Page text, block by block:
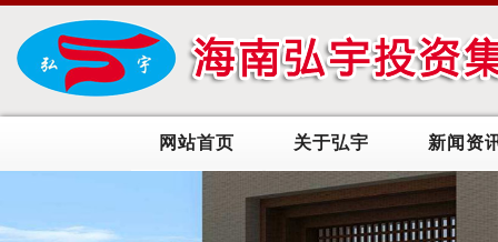
网站首页 关于弘宇 新闻资